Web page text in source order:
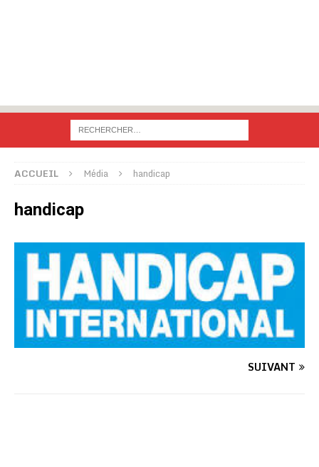
ACCUEIL Média handicap
handicap
SUIVANT